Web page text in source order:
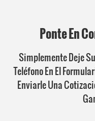
Ponte En
Simplemente Deje
Teléfono En El
Enviarle Una